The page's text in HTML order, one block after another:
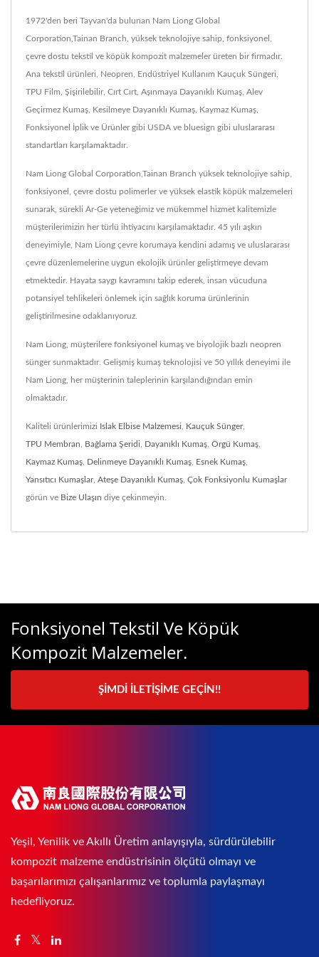
1972'den beri Tayvan'da bulunan Nam Liong Global
Corporation,Tainan Branch, yüksek teknolojiye sahip, fonksiyonel,
çevre dostu tekstil ve köpük kompozit malzemeler üreten bir firmadır.
Ana tekstil ürünleri, Neopren, Endüstriyel Kullanım Kauçuk Süngeri,
TPU Film, Şişirilebilir, Cırt Cırt, Aşınmaya Dayanıklı Kumaş, Alev
Geçirmez Kumaş, Kesilmeye Dayanıklı Kumaş, Kaymaz Kumaş,
Fonksiyonel İplik ve Ürünler gibi USDA ve bluesign gibi uluslararası
standartları karşılamaktadır.
Nam Liong Global Corporation,Tainan Branch yüksek teknolojiye sahip,
fonksiyonel, çevre dostu polimerler ve yüksek elastik köpük malzemeleri
sunarak, sürekli Ar-Ge yeteneğimiz ve mükemmel hizmet kalitemizle
müşterilerimizin her türlü ihtiyacını karşılamaktadır. 45 yılı aşkın
deneyimiyle, Nam Liong çevre korumaya kendini adamış ve uluslararası
çevre düzenlemelerine uygun ekolojik ürünler geliştirmeye devam
etmektedir. Hayata saygı kavramını takip ederek, insan vücuduna
potansiyel tehlikeleri önlemek için sağlık koruma ürünlerinin
geliştirilmesine odaklanıyoruz.
Nam Liong, müşterilere fonksiyonel kumaş ve biyolojik bazlı neopren
sünger sunmaktadır. Gelişmiş kumaş teknolojisi ve 50 yıllık deneyimi ile
Nam Liong, her müşterinin taleplerinin karşılandığından emin
olmaktadır.
Kaliteli ürünlerimizi Islak Elbise Malzemesi Kauçuk Sünger,
TPU Membran Bağlama Şeridi Dayanıklı Kumaş Örgü Kumaş
Kaymaz Kumaş Delinmeye Dayanıklı Kumaş Esnek Kumaş
Yansıtıcı Kumaşlar, Ateşe Dayanıklı Kumaş Çok Fonksiyonlu Kumaşlar
görün ve Bize Ulaşın diye çekinmeyin.
Fonksiyonel Tekstil Ve Köpük
Kompozit Malzemeler.
ŞIMDI İLETIŞIME GEÇIN!!
Yeşil, Yenilik ve Akıllı Üretim anlayışıyla, sürdürülebilir
kompozit malzeme endüstrisinin ölçütü olmayı ve
başarılarımızı çalışanlarımız ve toplumla paylaşmayı
hedefliyoruz.